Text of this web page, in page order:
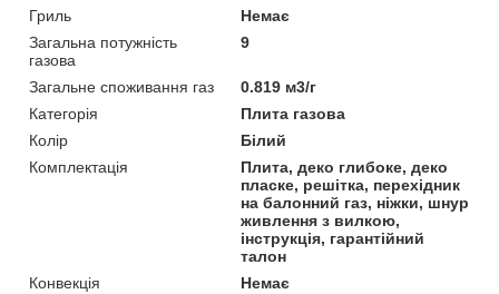
Гриль
Немає
Загальна потужність
газова
9
Загальне споживання газ
0.819 м3/г
Категорія
Плита газова
Колір
Білий
Комплектація
Плита, деко глибоке, деко
пласке, решітка, перехідник
на балонний газ, ніжки, шнур
живлення з вилкою,
інструкція, гарантійний
талон
Конвекція
Немає